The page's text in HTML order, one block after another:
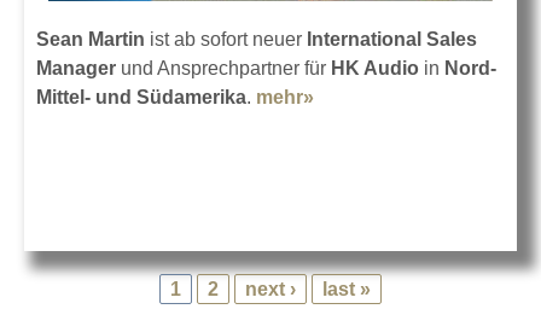
Sean Martin ist ab sofort neuer International Sales
Manager und Ansprechpartner für HK Audio in Nord-
Mittel- und Südamerika. mehr»
1 2 next › last »